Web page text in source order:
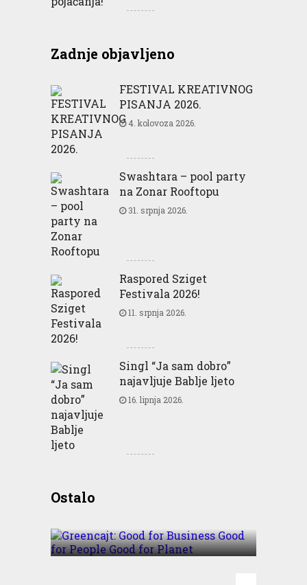
Zadnje objavljeno
FESTIVAL KREATIVNOG
PISANJA 2026.
4. kolovoza 2026.
Swashtara – pool party
na Zonar Rooftopu
31. srpnja 2026.
Raspored Sziget
Festivala 2026!
11. srpnja 2026.
Singl “Ja sam dobro”
najavljuje Bablje ljeto
16. lipnja 2026.
OstaloBusiness Good for People